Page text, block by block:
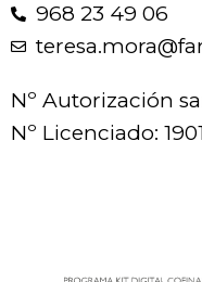
968 23 49 06
Nº Autorización
Nº Licenciado: